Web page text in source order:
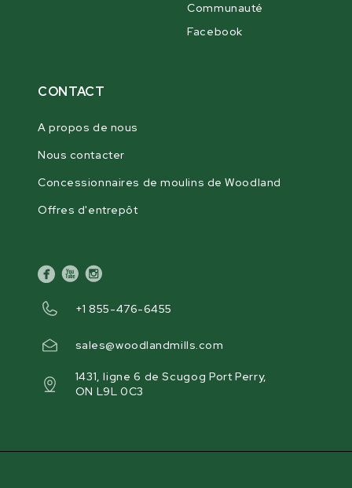
Communauté
Facebook
CONTACT
A propos de nous
Nous contacter
Concessionnaires de moulins de Woodland
Offres d'entrepôt
facebook
youtubeinstagram
+1 855-476-6455
sales@woodlandmills.com
1431, ligne 6 de Scugog Port Perry,
ON L9L 0C3